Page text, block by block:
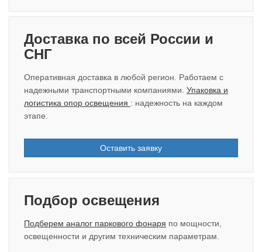
Доставка по всей России и
СНГ
Оперативная доставка в любой регион. Работаем с
надежными транспортными компаниями. Упаковка и
логистика опор освещения : надежность на каждом
этапе.
Оставить заявку
Подбор освещения
Подберем аналог паркового фонаря по мощности,
освещенности и другим техническим параметрам.